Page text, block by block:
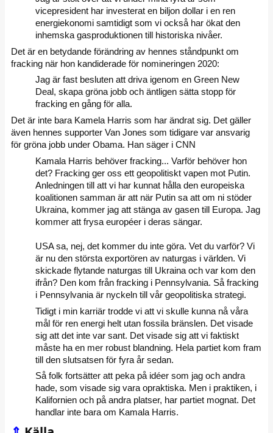
vicepresident har investerat en biljon dollar i en ren
energiekonomi samtidigt som vi också har ökat den
inhemska gasproduktionen till historiska nivåer.
Det är en betydande förändring av hennes ståndpunkt om
fracking när hon kandiderade för nomineringen 2020:
Jag är fast besluten att driva igenom en Green New
Deal, skapa gröna jobb och äntligen sätta stopp för
fracking en gång för alla.
Det är inte bara Kamela Harris som har ändrat sig. Det gäller
även hennes supporter Van Jones som tidigare var ansvarig
för gröna jobb under Obama. Han säger i CNN
Kamala Harris behöver fracking... Varför behöver hon
det? Fracking ger oss ett geopolitiskt vapen mot Putin.
Anledningen till att vi har kunnat hålla den europeiska
koalitionen samman är att när Putin sa att om ni stöder
Ukraina, kommer jag att stänga av gasen till Europa. Jag
kommer att frysa européer i deras sängar.
USA sa, nej, det kommer du inte göra. Vet du varför? Vi
är nu den största exportören av naturgas i världen. Vi
skickade flytande naturgas till Ukraina och var kom den
ifrån? Den kom från fracking i Pennsylvania. Så fracking
i Pennsylvania är nyckeln till vår geopolitiska strategi.
Tidigt i min karriär trodde vi att vi skulle kunna nå våra
mål för ren energi helt utan fossila bränslen. Det visade
sig att det inte var sant. Det visade sig att vi faktiskt
måste ha en mer robust blandning. Hela partiet kom fram
till den slutsatsen för fyra år sedan.
Så folk fortsätter att peka på idéer som jag och andra
hade, som visade sig vara opraktiska. Men i praktiken, i
Kalifornien och på andra platser, har partiet mognat. Det
handlar inte bara om Kamala Harris.